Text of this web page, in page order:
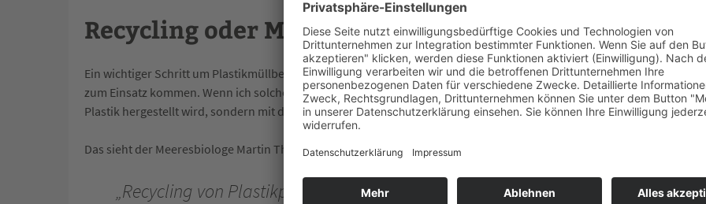
Recycling oder Mehrwehrweg
Ein wichtiger Schritt um Plastikmüllberge zu reduzieren ist, dass noch mehr Verpackungen aus recycelten Materialen
zum Einsatz kommen. Wenn ich solche Produkte kaufe, sorge ich wenigstens schon mal dafür, dass nicht noch mehr
Plastik hergestellt wird, sondern mit dem vorhandenen gearbeitet wird.
Das sieht der Meeresbiologe Martin Thiel ganz anders. In einemArtikel von faz.net
„Recycling von Plastikprodukten funktioniert nicht wirklich gut, auch in